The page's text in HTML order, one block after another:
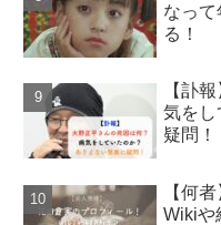
なっ
る！
【訃
気をし
疑問！
【何
Wikiや